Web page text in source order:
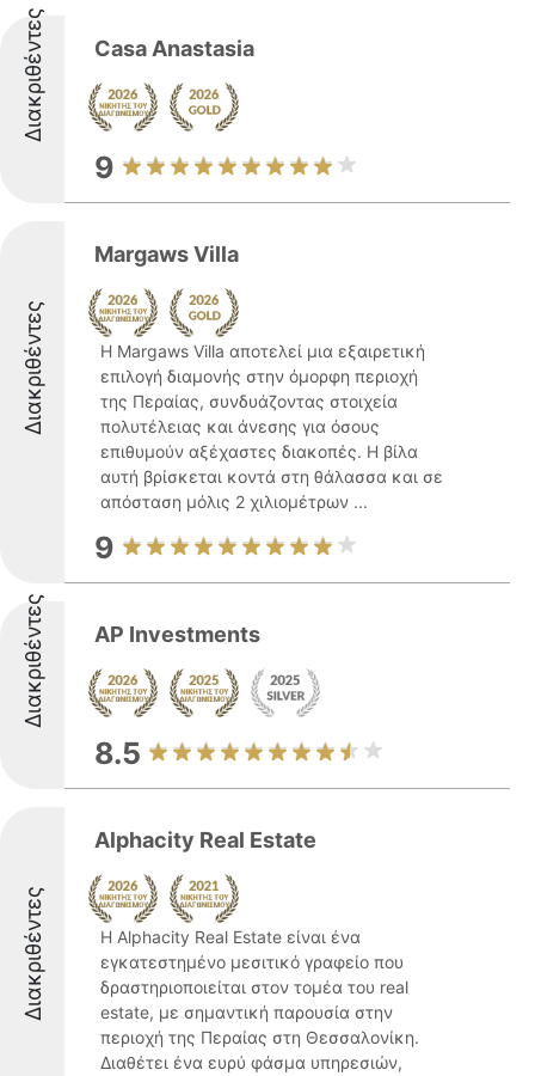
Διακριθέντες Casa Anastasia
9
Διακριθέντες
Margaws Villa
Η Margaws Villa αποτελεί μια εξαιρετική
επιλογή διαμονής στην όμορφη περιοχή
της Περαίας, συνδυάζοντας στοιχεία
πολυτέλειας και άνεσης για όσους
επιθυμούν αξέχαστες διακοπές. Η βίλα
αυτή βρίσκεται κοντά στη θάλασσα και σε
απόσταση μόλις 2 χιλιομέτρων ...
9
Διακριθέντες AP Investments
8.5
Διακριθέντες
Alphacity Real Estate
Η Alphacity Real Estate είναι ένα
εγκατεστημένο μεσιτικό γραφείο που
δραστηριοποιείται στον τομέα του real
estate, με σημαντική παρουσία στην
περιοχή της Περαίας στη Θεσσαλονίκη.
Διαθέτει ένα ευρύ φάσμα υπηρεσιών,